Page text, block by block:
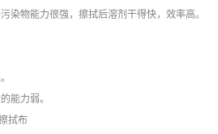
染物能力很强，擦拭后溶剂干得快，效率高。
能力弱。
拭布